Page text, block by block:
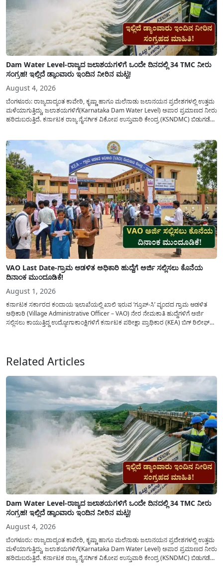
Dam Water Level-ರಾಜ್ಯದ ಜಲಾಶಯಗಳಿಗೆ ಒಂದೇ ದಿನದಲ್ಲಿ 34 TMC ನೀರು
ಸಂಗ್ರಹ! ಇಲ್ಲಿದೆ ಡ್ಯಾಂವಾರು ಇಂದಿನ ನೀರಿನ ಮಟ್ಟ!
August 4, 2026
ಬೆಂಗಳೂರು: ರಾಜ್ಯದಾದ್ಯಂತ ಕಾವೇರಿ, ಕೃಷ್ಣಾ ಹಾಗೂ ಮಲೆನಾಡು ಜಲಾನಯನ ಪ್ರದೇಶಗಳಲ್ಲಿ ಉತ್ತಮ
ಮಳೆಯಾಗುತ್ತಿದ್ದು, ಜಲಾಶಯಗಳಿಗೆ(Karnataka Dam Water Level) ಅಪಾರ ಪ್ರಮಾಣದ ನೀರು
ಹರಿದುಬರುತ್ತಿದೆ. ಕರ್ನಾಟಕ ರಾಜ್ಯ ನೈಸರ್ಗಿಕ ವಿಕೋಪ ಉಸ್ತುವಾರಿ ಕೇಂದ್ರ (KSNDMC) ಬಿಡುಗಡೆ
VAO Last Date-ಗ್ರಾಮ ಆಡಳಿತ ಅಧಿಕಾರಿ ಹುದ್ದೆಗೆ ಅರ್ಜಿ ಸಲ್ಲಿಸಲು ಕೊನೆಯ
ದಿನಾಂಕ ಮುಂದೂಡಿಕೆ!
August 1, 2026
ಕರ್ನಾಟಕ ಸರ್ಕಾರದ ಕಂದಾಯ ಇಲಾಖೆಯಲ್ಲಿ ಖಾಲಿ ಇರುವ ‘ಗ್ರೂಪ್-ಸಿ’ ವೃಂದದ ಗ್ರಾಮ ಆಡಳಿತ
ಅಧಿಕಾರಿ (Village Administrative Officer – VAO) ನೇರ ನೇಮಕಾತಿ ಹುದ್ದೆಗಳಿಗೆ ಅರ್ಜಿ
ಸಲ್ಲಿಸಲು ಕಾಯುತ್ತಿದ್ದ ಉದ್ಯೋಗಾಕಾಂಕ್ಷಿಗಳಿಗೆ ಕರ್ನಾಟಕ ಪರೀಕ್ಷಾ ಪ್ರಾಧಿಕಾರ (KEA) ಬಿಗ್ ರಿಲೀಫ್
Related Articles
Dam Water Level-ರಾಜ್ಯದ ಜಲಾಶಯಗಳಿಗೆ ಒಂದೇ ದಿನದಲ್ಲಿ 34 TMC ನೀರು
ಸಂಗ್ರಹ! ಇಲ್ಲಿದೆ ಡ್ಯಾಂವಾರು ಇಂದಿನ ನೀರಿನ ಮಟ್ಟ!
August 4, 2026
ಬೆಂಗಳೂರು: ರಾಜ್ಯದಾದ್ಯಂತ ಕಾವೇರಿ, ಕೃಷ್ಣಾ ಹಾಗೂ ಮಲೆನಾಡು ಜಲಾನಯನ ಪ್ರದೇಶಗಳಲ್ಲಿ ಉತ್ತಮ
ಮಳೆಯಾಗುತ್ತಿದ್ದು, ಜಲಾಶಯಗಳಿಗೆ(Karnataka Dam Water Level) ಅಪಾರ ಪ್ರಮಾಣದ ನೀರು
ಹರಿದುಬರುತ್ತಿದೆ. ಕರ್ನಾಟಕ ರಾಜ್ಯ ನೈಸರ್ಗಿಕ ವಿಕೋಪ ಉಸ್ತುವಾರಿ ಕೇಂದ್ರ (KSNDMC) ಬಿಡುಗಡೆ